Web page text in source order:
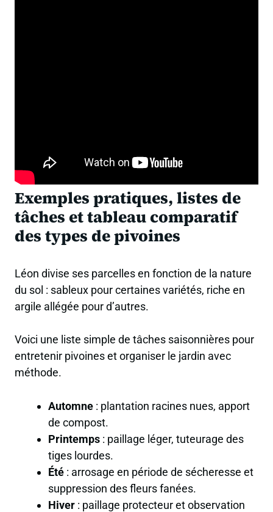
Exemples pratiques, listes de
tâches et tableau comparatif
des types de pivoines
Léon divise ses parcelles en fonction de la nature
du sol : sableux pour certaines variétés, riche en
argile allégée pour d’autres.
Voici une liste simple de tâches saisonnières pour
entretenir pivoines et organiser le jardin avec
méthode.
Automne: plantation racines nues, apport
de compost.
Printemps: paillage léger, tuteurage des
tiges lourdes.
Été: arrosage en période de sécheresse et
suppression des fleurs fanées.
Hiver: paillage protecteur et observation